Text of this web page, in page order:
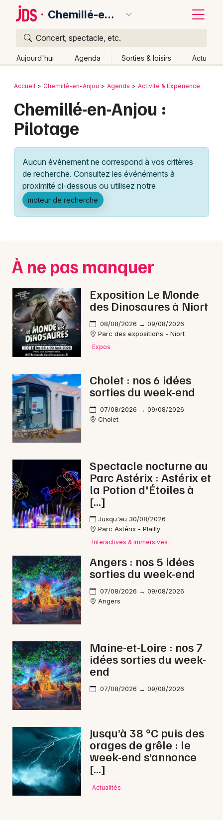
Chemillé-en-Anjou
Concert, spectacle, etc.
Aujourd'hui Agenda Sorties & loisirs Actu
Publier un événement
Grands événements
Activité & Expérience
Manifestations
Foires & salons
Concerts
Sports
Soirées
Sorties famille
Sorties & loisirs
Pilotage dans le Maine-et-Loire
Pilotage dans les Pays de la Loire
Newsletter des sorties
Artistes en tournée
Actus à Chemillé-en-Anjou
Magazine à Chemillé-en-Anjou
49 - Maine-et-Loire
Choisir mes départements
Mon email
Je m'abonne
Bordeaux
Colmar
Lille
Lyon
Marseille
Mulhouse
Nice
Paris
Strasbourg
Toulouse
Toutes les villes
Retour
Accueil Chemillé-en-Anjou Agenda Activité & Expérience
Chemillé-en-Anjou :
Pilotage
Aucun événement ne correspond à vos critères
de recherche. Consultez les événéments à
proximité ci-dessous ou utilisez notre
moteur de recherche
À ne pas manquer
Exposition Le Monde
des Dinosaures à Niort
08/08/2026 → 09/08/2026
Parc des expositions - Niort
Expos
Cholet : nos 6 idées
sorties du week-end
07/08/2026 → 09/08/2026
Cholet
Spectacle nocturne au
Parc Astérix : Astérix et
la Potion d'Étoiles à
[…]
Jusqu'au 30/08/2026
Parc Astérix - Plailly
Interactives & immersives
Angers : nos 5 idées
sorties du week-end
07/08/2026 → 09/08/2026
Angers
Maine-et-Loire : nos 7
idées sorties du week-
end
07/08/2026 → 09/08/2026
Jusqu’à 38 °C puis des
orages de grêle : le
week-end s’annonce
[…]
Actualités
Quoi ?
Où ?
Pays de la Loire
Partout Près de moi Changer de lieu
Quand ?
Aujourd'hui
Demain Ce week-end Autre